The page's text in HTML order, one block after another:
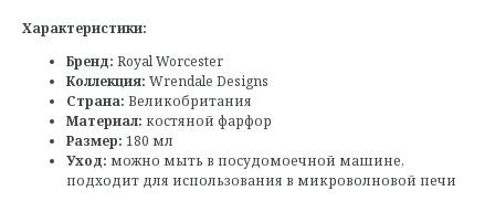
Характеристики:
Бренд: Royal Worcester
Коллекция: Wrendale Designs
Страна: Великобритания
Материал: костяной фарфор
Размер: 180 мл
Уход: можно мыть в посудомоечной машине,
подходит для использования в микроволновой печи